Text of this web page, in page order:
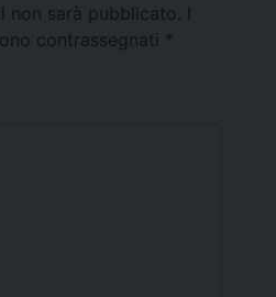
non sarà pubblicato.
contrassegnati *